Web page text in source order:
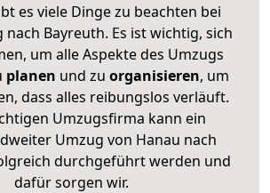
es viele Dinge zu beachten bei
nach Bayreuth. Es ist wichtig, sich
um alle Aspekte des Umzugs
planen und zu organisieren, um
dass alles reibungslos verläuft.
Umzugsfirma kann ein
Umzug von Hanau nach
durchgeführt werden und
dafür sorgen wir.